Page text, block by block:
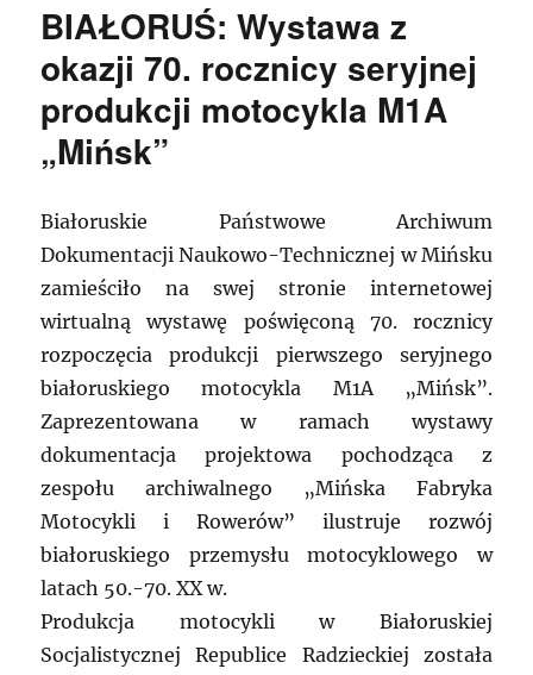
BIAŁORUŚ: Wystawa z
okazji 70. rocznicy seryjnej
produkcji motocykla M1A
„Mińsk”
Białoruskie Państwowe Archiwum
Dokumentacji Naukowo-Technicznej w Mińsku
zamieściło na swej stronie internetowej
wirtualną wystawę poświęconą 70. rocznicy
rozpoczęcia produkcji pierwszego seryjnego
białoruskiego motocykla M1A „Mińsk”.
Zaprezentowana w ramach wystawy
dokumentacja projektowa pochodząca z
zespołu archiwalnego „Mińska Fabryka
Motocykli i Rowerów” ilustruje rozwój
białoruskiego przemysłu motocyklowego w
latach 50.-70. XX w.
Produkcja motocykli w Białoruskiej
Socjalistycznej Republice Radzieckiej została